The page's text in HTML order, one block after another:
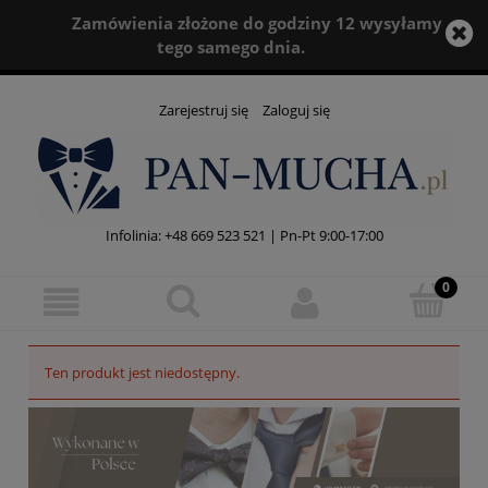
Zamówienia złożone do godziny 12 wysyłamy
tego samego dnia.
Zarejestruj się Zaloguj się
Infolinia:+48 669 523 521 | Pn-Pt 9:00-17:00
Ten produkt jest niedostępny.